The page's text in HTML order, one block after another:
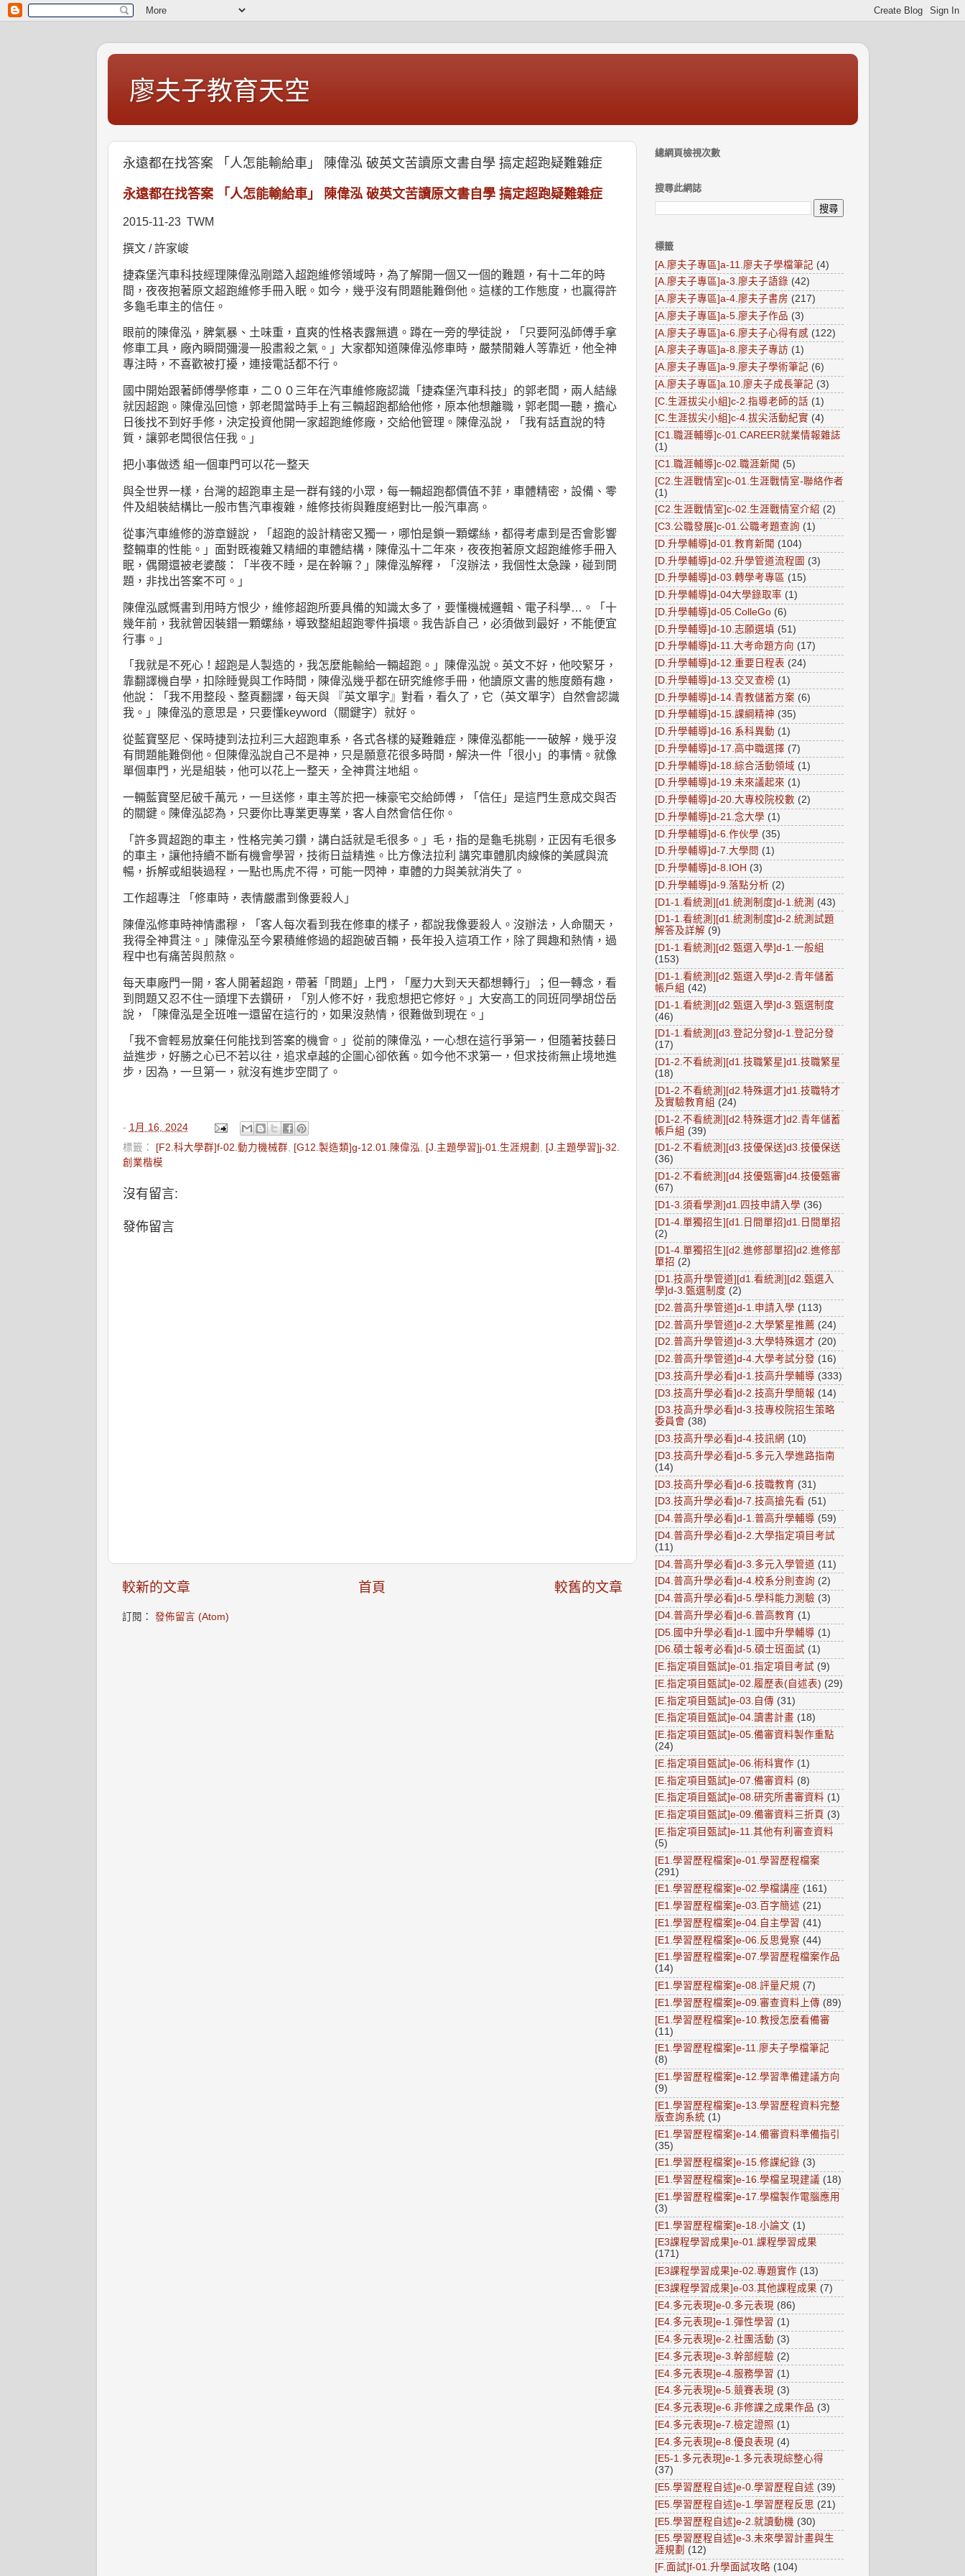
廖夫子教育天空
永遠都在找答案 「人怎能輸給車」 陳偉泓 破英文苦讀原文書自學 搞定超跑疑難雜症
永遠都在找答案 「人怎能輸給車」 陳偉泓 破英文苦讀原文書自學 搞定超跑疑難雜症
2015-11-23 TWM
撰文/許家峻
捷森堡汽車科技經理陳偉泓剛踏入超跑維修領域時，為了解開一個又一個的難題，有十二年的時
間，夜夜抱著原文超跑維修手冊入眠。如今，幾乎沒有問題能難倒他。這樣的工作態度，也贏得許
多龜毛車主的信任。
眼前的陳偉泓，脾氣暴、土味重，直爽的性格表露無遺。蹲在一旁的學徒說，「只要阿泓師傅手拿
修車工具，廠內瞬間彌漫一股肅殺之氣。」大家都知道陳偉泓修車時，嚴禁閒雜人等靠近，他全神
專注時，不喜歡被打擾，連接電話都不行。
國中開始跟著師傅學修車，二００三年在汽車維修廠認識「捷森堡汽車科技」的郭老闆，兩人結緣
就因超跑。陳偉泓回憶，郭老闆當時手上有三輛超跑都給他修，原本他想離職，郭老闆一聽，擔心
日後找不到好手修，決定投資他開一家超跑維修廠，交給他管理。陳偉泓說，「我有話直說的特
質，讓郭老闆很信任我。」
把小事做透 組一個車門可以花一整天
與全世界一樣，台灣的超跑車主是一群有錢的小眾，每一輛超跑都價值不菲，車體精密，設備、零
件及組裝結構比一般市售汽車複雜，維修技術與難度絕對比一般汽車高。
從事汽車維修的游章鐽說，「超跑的設計精密又獨一，哪怕是鎖一顆螺絲，都得考慮到是否會影響
整輛車的性能。」面對既複雜又精細的車體結構，陳偉泓十二年來，夜夜抱著原文超跑維修手冊入
眠，偶爾還被老婆酸：「半夜不睡，是在幹嘛？」陳偉泓解釋，「沒辦法，我個性太急躁，碰到問
題，非找出答案不可。」
陳偉泓感慨書到用時方恨少，維修超跑所要具備的知識太多了，要懂機械邏輯、電子科學… 。「十
幾年前，我就曾因裝錯一顆螺絲，導致整組超跑零件損壞。我告訴自己，必須做到最好，不能便宜
行事。」
「我就是不死心！超跑是人製造的，我怎麼能輸給一輛超跑。」陳偉泓說。英文不好，他咬緊牙，
靠翻譯機自學，扣除睡覺與工作時間，陳偉泓幾乎都在研究維修手冊，他讀原文書的態度頗有趣，
他說：「我不用整段、整頁翻譯，每天與
『英文單字』對看，看久了，它（英文單字）自然會認識
我。」陳偉泓的意思是，只要懂keyword （關鍵字）就好。
從藍寶堅尼、保時捷到法拉利三大超跑車系，各式各樣的疑難雜症，陳偉泓都能一一破解，幾乎沒
有問題能難倒他。但陳偉泓說自己不是神，只是願意花很多時間，解決一件「很小」的事情。就像
單個車門，光是組裝，他可以花上一整天，全神貫注地組。
一輛藍寶堅尼破千萬元，一旦送修，車主等於把一棟豪宅交給師傅，「信任」是這門生意成交與否
的關鍵。陳偉泓認為，只要你比專業更專業，客人自然會信任你。
「許多買超跑的車主，性格完美刁鑽，講白話就是毛很多。」毛，指的是龜毛挑剔，正因有毛很多
的車主，讓他持續不斷有機會學習，技術日益精進。比方像法拉利 講究車體肌肉線條的美感與流
暢，拆解或組裝過程，一點也馬虎不得，可能一閃神，車體的力與美就消失了。
工作超專注 「修車時，表情嚴肅到像要殺人」
陳偉泓修車時神情肅穆，「客人每次看到我在修車的樣子，都說我像要殺人。沒辦法，人命關天，
我得全神貫注。」陳偉泓至今累積維修過的超跑破百輛，長年投入這項工作，除了興趣和熱情，過
程中也有痛苦與煎熬。
每天車廠門一開，客人開著超跑，帶著「問題」上門，「壓力大到天天都想轉行」；但一轉念，看
到問題又忍不住一頭埋下去鑽研，「別人修不好，我愈想把它修好。」大安高工的同班同學胡岱岳
說，「陳偉泓是全班唯一還留在這行的，如果沒熱情，很難做到現在。」
「我不會輕易放棄任何能找到答案的機會。」從前的陳偉泓，一心想在這行爭第一，但隨著技藝日
益進步，好勝之心已不若以往，追求卓越的企圖心卻依舊。如今他不求第一，但求技術無止境地進
步，因為，一旦第一，就沒有進步空間了。
- 1月 16, 2024
標籤：
[F2.科大學群]f-02.動力機械群 [G12.製造類]g-12.01.陳偉泓 [J.主題學習]j-01.生涯規劃
[J.主題學習]j-32.
創業楷模
沒有留言:
發佈留言
較新的文章 較舊的文章
首頁
訂閱： 發佈留言 (Atom)
總網頁檢視次數
搜尋此網誌
標籤
[A.廖夫子專區]a-11.廖夫子學檔筆記 (4)
[A.廖夫子專區]a-3.廖夫子語錄 (42)
[A.廖夫子專區]a-4.廖夫子書房 (217)
[A.廖夫子專區]a-5.廖夫子作品 (3)
[A.廖夫子專區]a-6.廖夫子心得有感 (122)
[A.廖夫子專區]a-8.廖夫子專訪 (1)
[A.廖夫子專區]a-9.廖夫子學術筆記 (6)
[A.廖夫子專區]a.10.廖夫子成長筆記 (3)
[C.生涯拔尖小組]c-2.指導老師的話 (1)
[C.生涯拔尖小組]c-4.拔尖活動紀實 (4)
[C1.職涯輔導]c-01.CAREER就業情報雜誌
(1)
[C1.職涯輔導]c-02.職涯新聞 (5)
[C2.生涯戰情室]c-01.生涯戰情室-聯絡作者
(1)
[C2.生涯戰情室]c-02.生涯戰情室介紹 (2)
[C3.公職發展]c-01.公職考題查詢 (1)
[D.升學輔導]d-01.教育新聞 (104)
[D.升學輔導]d-02.升學管道流程圖 (3)
[D.升學輔導]d-03.轉學考專區 (15)
[D.升學輔導]d-04大學錄取率 (1)
[D.升學輔導]d-05.ColleGo (6)
[D.升學輔導]d-10.志願選填 (51)
[D.升學輔導]d-11.大考命題方向 (17)
[D.升學輔導]d-12.重要日程表 (24)
[D.升學輔導]d-13.交叉查榜 (1)
[D.升學輔導]d-14.青教儲蓄方案 (6)
[D.升學輔導]d-15.課綱精神 (35)
[D.升學輔導]d-16.系科異動 (1)
[D.升學輔導]d-17.高中職選擇 (7)
[D.升學輔導]d-18.綜合活動領域 (1)
[D.升學輔導]d-19.未來議起來 (1)
[D.升學輔導]d-20.大專校院校數 (2)
[D.升學輔導]d-21.念大學 (1)
[D.升學輔導]d-6.作伙學 (35)
[D.升學輔導]d-7.大學問 (1)
[D.升學輔導]d-8.IOH (3)
[D.升學輔導]d-9.落點分析 (2)
[D1-1.看統測][d1.統測制度]d-1.統測 (43)
[D1-1.看統測][d1.統測制度]d-2.統測試題
解答及詳解 (9)
[D1-1.看統測][d2.甄選入學]d-1.一般組
(153)
[D1-1.看統測][d2.甄選入學]d-2.青年儲蓄
帳戶組 (42)
[D1-1.看統測][d2.甄選入學]d-3.甄選制度
(46)
[D1-1.看統測][d3.登記分發]d-1.登記分發
(17)
[D1-2.不看統測][d1.技職繁星]d1.技職繁星
(18)
[D1-2.不看統測][d2.特殊選才]d1.技職特才
及實驗教育組 (24)
[D1-2.不看統測][d2.特殊選才]d2.青年儲蓄
帳戶組 (39)
[D1-2.不看統測][d3.技優保送]d3.技優保送
(36)
[D1-2.不看統測][d4.技優甄審]d4.技優甄審
(67)
[D1-3.須看學測]d1.四技申請入學 (36)
[D1-4.單獨招生][d1.日間單招]d1.日間單招
(2)
[D1-4.單獨招生][d2.進修部單招]d2.進修部
單招 (2)
[D1.技高升學管道][d1.看統測][d2.甄選入
學]d-3.甄選制度 (2)
[D2.普高升學管道]d-1.申請入學 (113)
[D2.普高升學管道]d-2.大學繁星推薦 (24)
[D2.普高升學管道]d-3.大學特殊選才 (20)
[D2.普高升學管道]d-4.大學考試分發 (16)
[D3.技高升學必看]d-1.技高升學輔導 (333)
[D3.技高升學必看]d-2.技高升學簡報 (14)
[D3.技高升學必看]d-3.技專校院招生策略
委員會 (38)
[D3.技高升學必看]d-4.技訊網 (10)
[D3.技高升學必看]d-5.多元入學進路指南
(14)
[D3.技高升學必看]d-6.技職教育 (31)
[D3.技高升學必看]d-7.技高搶先看 (51)
[D4.普高升學必看]d-1.普高升學輔導 (59)
[D4.普高升學必看]d-2.大學指定項目考試
(11)
[D4.普高升學必看]d-3.多元入學管道 (11)
[D4.普高升學必看]d-4.校系分則查詢 (2)
[D4.普高升學必看]d-5.學科能力測驗 (3)
[D4.普高升學必看]d-6.普高教育 (1)
[D5.國中升學必看]d-1.國中升學輔導 (1)
[D6.碩士報考必看]d-5.碩士班面試 (1)
[E.指定項目甄試]e-01.指定項目考試 (9)
[E.指定項目甄試]e-02.履歷表(自述表) (29)
[E.指定項目甄試]e-03.自傳 (31)
[E.指定項目甄試]e-04.讀書計畫 (18)
[E.指定項目甄試]e-05.備審資料製作重點
(24)
[E.指定項目甄試]e-06.術科實作 (1)
[E.指定項目甄試]e-07.備審資料 (8)
[E.指定項目甄試]e-08.研究所書審資料 (1)
[E.指定項目甄試]e-09.備審資料三折頁 (3)
[E.指定項目甄試]e-11.其他有利審查資料
(5)
[E1.學習歷程檔案]e-01.學習歷程檔案
(291)
[E1.學習歷程檔案]e-02.學檔講座 (161)
[E1.學習歷程檔案]e-03.百字簡述 (21)
[E1.學習歷程檔案]e-04.自主學習 (41)
[E1.學習歷程檔案]e-06.反思覺察 (44)
[E1.學習歷程檔案]e-07.學習歷程檔案作品
(14)
[E1.學習歷程檔案]e-08.評量尺規 (7)
[E1.學習歷程檔案]e-09.審查資料上傳 (89)
[E1.學習歷程檔案]e-10.教授怎麼看備審
(11)
[E1.學習歷程檔案]e-11.廖夫子學檔筆記
(8)
[E1.學習歷程檔案]e-12.學習準備建議方向
(9)
[E1.學習歷程檔案]e-13.學習歷程資料完整
版查詢系統 (1)
[E1.學習歷程檔案]e-14.備審資料準備指引
(35)
[E1.學習歷程檔案]e-15.修課紀錄 (3)
[E1.學習歷程檔案]e-16.學檔呈現建議 (18)
[E1.學習歷程檔案]e-17.學檔製作電腦應用
(3)
[E1.學習歷程檔案]e-18.小論文 (1)
[E3課程學習成果]e-01.課程學習成果
(171)
[E3課程學習成果]e-02.專題實作 (13)
[E3課程學習成果]e-03.其他課程成果 (7)
[E4.多元表現]e-0.多元表現 (86)
[E4.多元表現]e-1.彈性學習 (1)
[E4.多元表現]e-2.社團活動 (3)
[E4.多元表現]e-3.幹部經驗 (2)
[E4.多元表現]e-4.服務學習 (1)
[E4.多元表現]e-5.競賽表現 (3)
[E4.多元表現]e-6.非修課之成果作品 (3)
[E4.多元表現]e-7.檢定證照 (1)
[E4.多元表現]e-8.優良表現 (4)
[E5-1.多元表現]e-1.多元表現綜整心得
(37)
[E5.學習歷程自述]e-0.學習歷程自述 (39)
[E5.學習歷程自述]e-1.學習歷程反思 (21)
[E5.學習歷程自述]e-2.就讀動機 (30)
[E5.學習歷程自述]e-3.未來學習計畫與生
涯規劃 (12)
[F.面試]f-01.升學面試攻略 (104)